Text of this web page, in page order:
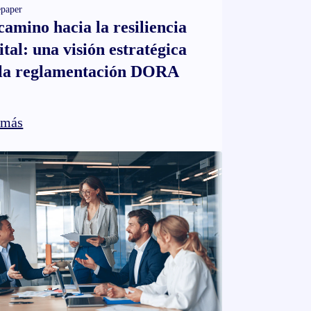
hacia la resiliencia
una visión estratégica
reglamentación DORA